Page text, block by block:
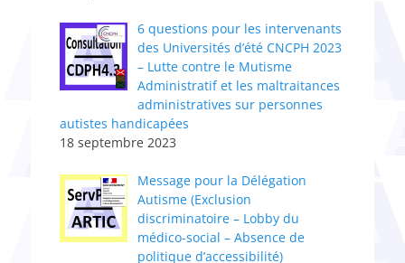
6 questions pour les intervenants
des Universités d’été CNCPH 2023
– Lutte contre le Mutisme
Administratif et les maltraitances
administratives sur personnes
autistes handicapées
18 septembre 2023
Message pour la Délégation
Autisme (Exclusion
discriminatoire – Lobby du
médico-social – Absence de
politique d’accessibilité)